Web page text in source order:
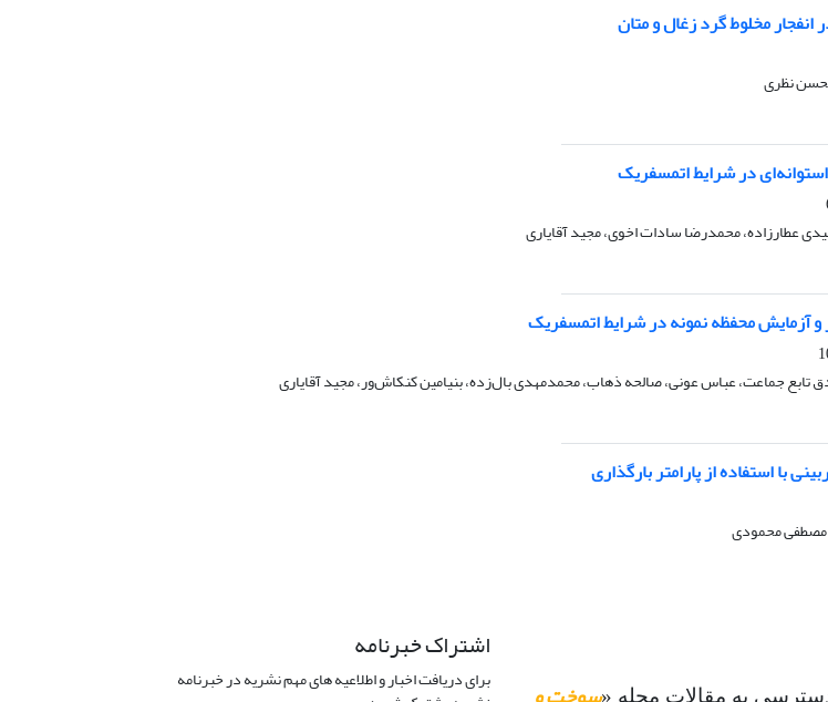
مخلوط گرد زغال و متان
نظری
در شرایط اتمسفریک
عطارزاده، محمدرضا سادات اخوی، مجید آقایاری
و آزمایش محفظه نمونه در شرایط اتمسفریک
جماعت، عباس عونی، صالحه ذهاب، محمدمهدی بال‌زده، بنیامین کنکاش‌ور، مجید آقایاری
با استفاده از پارامتر بارگذاری
مصطفی محمودی
به مقالات مجله «
اشتراک خبرنامه
برای دریافت اخبار و اطلاعیه های مهم نشریه در خبرنامه